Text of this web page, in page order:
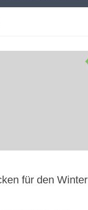
für den Winter